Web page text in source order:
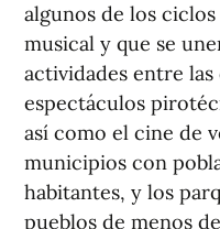
algunos de los
musical y que se
actividades entre
espectáculos
así como el cine de
municipios con
habitantes, y los
pueblos de menos